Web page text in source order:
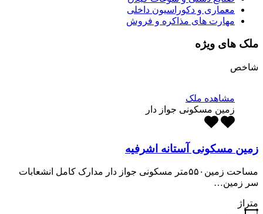
معماری و دکوراسیون داخلی
مهارت های مذاکره و فروش
ملک های ویژه
شاخص
مشاهده ملک
زمین مسکونی جواز دار
زمین مسکونی آستانه اشرفیه
مساحت زمین۵۵۰متر مسکونی جواز دار مدارک کامل انشعابات
سر زمین…
متراژ